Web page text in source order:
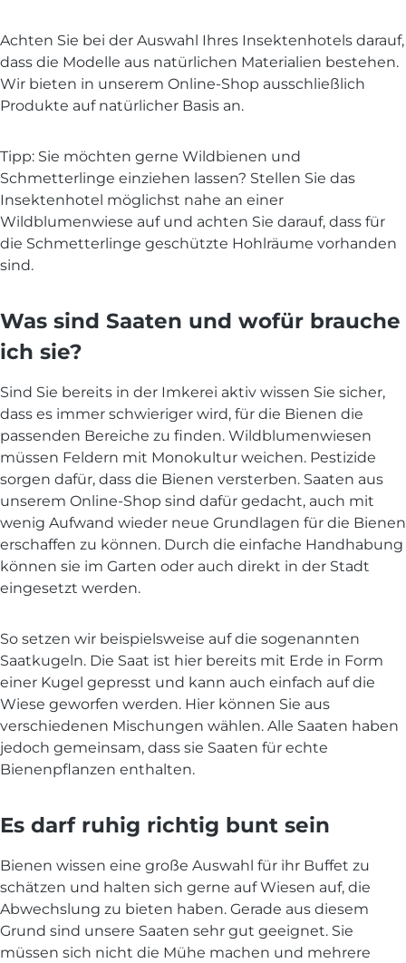
Achten Sie bei der Auswahl Ihres Insektenhotels darauf,
dass die Modelle aus natürlichen Materialien bestehen.
Wir bieten in unserem Online-Shop ausschließlich
Produkte auf natürlicher Basis an.
Tipp: Sie möchten gerne Wildbienen und
Schmetterlinge einziehen lassen? Stellen Sie das
Insektenhotel möglichst nahe an einer
Wildblumenwiese auf und achten Sie darauf, dass für
die Schmetterlinge geschützte Hohlräume vorhanden
sind.
Was sind Saaten und wofür brauche
ich sie?
Sind Sie bereits in der Imkerei aktiv wissen Sie sicher,
dass es immer schwieriger wird, für die Bienen die
passenden Bereiche zu finden. Wildblumenwiesen
müssen Feldern mit Monokultur weichen. Pestizide
sorgen dafür, dass die Bienen versterben. Saaten aus
unserem Online-Shop sind dafür gedacht, auch mit
wenig Aufwand wieder neue Grundlagen für die Bienen
erschaffen zu können. Durch die einfache Handhabung
können sie im Garten oder auch direkt in der Stadt
eingesetzt werden.
So setzen wir beispielsweise auf die sogenannten
Saatkugeln. Die Saat ist hier bereits mit Erde in Form
einer Kugel gepresst und kann auch einfach auf die
Wiese geworfen werden. Hier können Sie aus
verschiedenen Mischungen wählen. Alle Saaten haben
jedoch gemeinsam, dass sie Saaten für echte
Bienenpflanzen enthalten.
Es darf ruhig richtig bunt sein
Bienen wissen eine große Auswahl für ihr Buffet zu
schätzen und halten sich gerne auf Wiesen auf, die
Abwechslung zu bieten haben. Gerade aus diesem
Grund sind unsere Saaten sehr gut geeignet. Sie
müssen sich nicht die Mühe machen und mehrere